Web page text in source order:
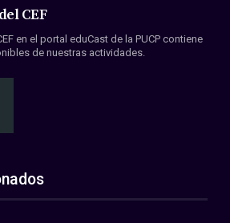
CEF
en el portal eduCast de la PUCP contiene
de nuestras actividades.